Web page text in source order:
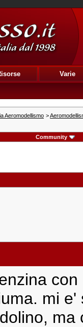
Varie
Aeromodellismo >
Community
mi e'
ma